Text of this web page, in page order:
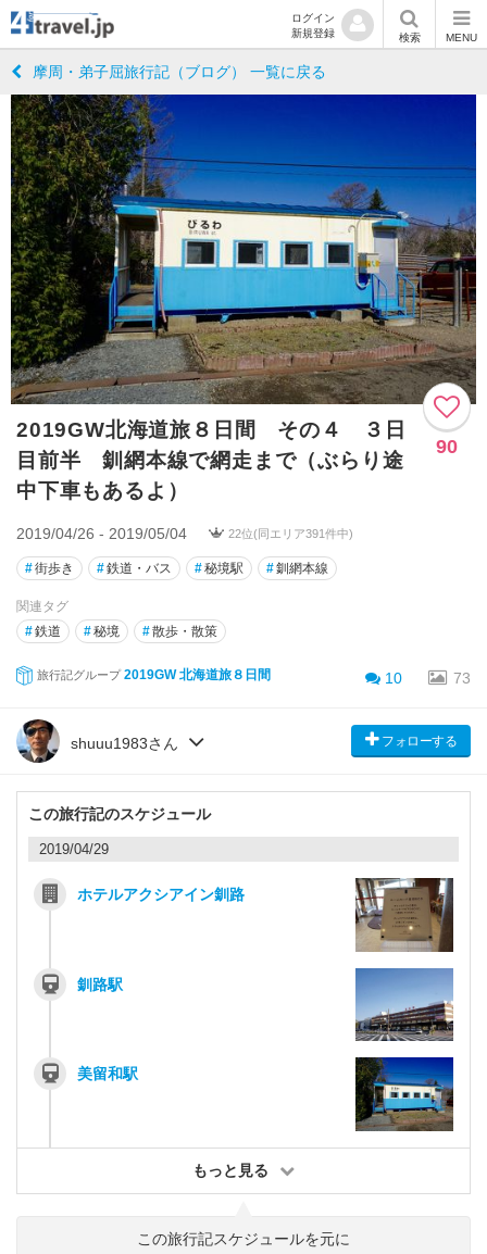
ログイン
新規登録
検索 MENU
摩周・弟子屈旅行記（ブログ） 一覧に戻る
2019GW北海道旅８日間 その４ ３日
目前半 釧網本線で網走まで（ぶらり途
中下車もあるよ）
90
2019/04/26 - 2019/05/04 22位(同エリア391件中)
#街歩き #鉄道・バス #秘境駅 #釧網本線
関連タグ
#鉄道 #秘境 #散歩・散策
旅行記グループ 2019GW 北海道旅８日間 10 73
shuuu1983さん フォローする
この旅行記のスケジュール
2019/04/29
ホテルアクシアイン釧路
釧路駅
美留和駅
もっと見る
この旅行記スケジュールを元に